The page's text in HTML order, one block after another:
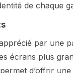
de chaque
par une
écrans plus
d’offrir